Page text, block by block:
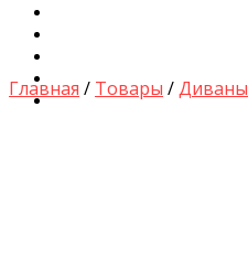
Кровати и Матрасы
Столы и Стулья
Главная / Товары /Диваны